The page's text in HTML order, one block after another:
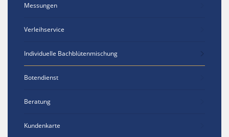
Messungen
Verleihservice
Individuelle Bachblütenmischung
Botendienst
Beratung
Kundenkarte